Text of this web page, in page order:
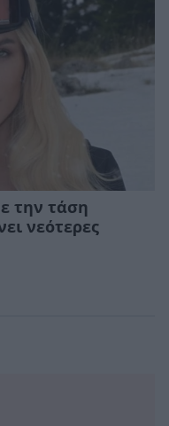
την τάση
νεότερες